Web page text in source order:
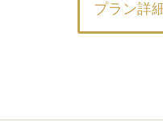
プラン詳